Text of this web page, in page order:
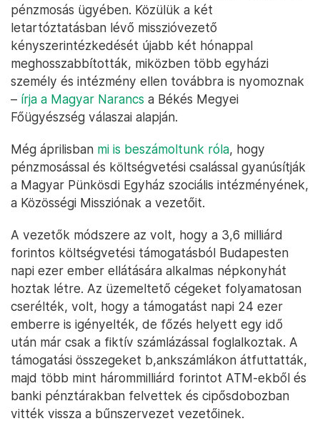
pénzmosás ügyében. Közülük a két
letartóztatásban lévő misszióvezető
kényszerintézkedését újabb két hónappal
meghosszabbították, miközben több egyházi
személy és intézmény ellen továbbra is nyomoznak
– írja a Magyar Narancs a Békés Megyei
Főügyészség válaszai alapján.
Még áprilisban mi is beszámoltunk róla, hogy
pénzmosással és költségvetési csalással gyanúsítják
a Magyar Pünkösdi Egyház szociális intézményének,
a Közösségi Missziónak a vezetőit.
A vezetők módszere az volt, hogy a 3,6 milliárd
forintos költségvetési támogatásból Budapesten
napi ezer ember ellátására alkalmas népkonyhát
hoztak létre. Az üzemeltető cégeket folyamatosan
cserélték, volt, hogy a támogatást napi 24 ezer
emberre is igényelték, de főzés helyett egy idő
után már csak a fiktív számlázással foglalkoztak. A
támogatási összegeket b,ankszámlákon átfuttatták,
majd több mint hárommilliárd forintot ATM-ekből és
banki pénztárakban felvettek és cipősdobozban
vitték vissza a bűnszervezet vezetőinek.